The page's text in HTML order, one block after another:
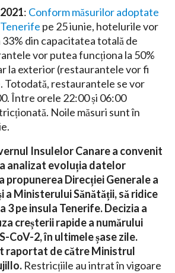
: Conform măsurilor adoptate
pe 25 iunie, hotelurile vor
din capacitatea totală de
vor putea funcționa la 50%
la exterior (restaurantele vor fi
Totodată, restaurantele se vor
Între orele 22:00 și 06:00
Noile măsuri sunt în
Insulelor Canare a convenit
analizat evoluția datelor
propunerea Direcției Generale a
a Ministerului Sănătății, să ridice
3 pe insula Tenerife. Decizia a
creșterii rapide a numărului
CoV-2, în ultimele șase zile.
raportat de către Ministrul
Restricțiile au intrat în vigoare